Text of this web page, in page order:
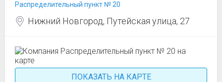
Распределительный пункт № 20
Нижний Новгород, Путейская улица, 27
ПОКАЗАТЬ НА КАРТЕ